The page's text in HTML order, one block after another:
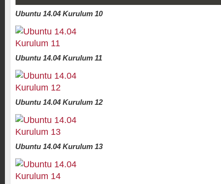
Ubuntu 14.04 Kurulum 10
Ubuntu 14.04 Kurulum 11
Ubuntu 14.04 Kurulum 12
Ubuntu 14.04 Kurulum 13